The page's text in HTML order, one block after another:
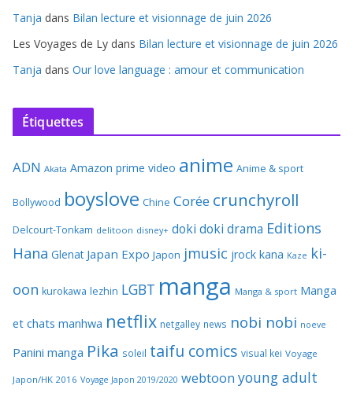
Tanja dans Bilan lecture et visionnage de juin 2026
Les Voyages de Ly dans Bilan lecture et visionnage de juin 2026
Tanja dans Our love language : amour et communication
Étiquettes
ADN Akata Amazon prime video anime Anime & sport
Bollywood boyslove Chine Corée crunchyroll
Delcourt-Tonkam delitoon disney+ doki doki drama Editions
Hana Glenat Japan Expo Japon jmusic jrock kana Kaze ki-
oon kurokawa lezhin LGBT manga Manga & sport Manga
et chats manhwa netflix netgalley news nobi nobi noeve
Panini manga Pika soleil taifu comics visual kei Voyage
Japon/HK 2016 Voyage Japon 2019/2020 webtoon young adult